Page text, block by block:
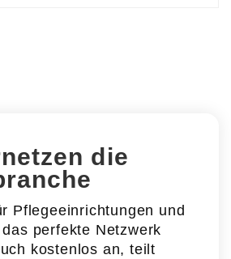
die
Pflegeeinrichtungen und
perfekte Netzwerk
kostenlos an, teilt